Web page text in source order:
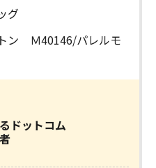
グ
ン Ｍ40146/パレルモ
ドットコム